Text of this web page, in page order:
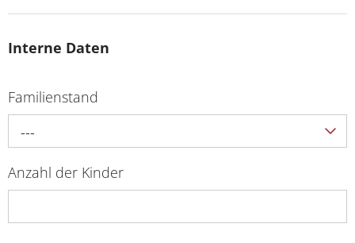
Interne Daten
Familienstand
---
Anzahl der Kinder